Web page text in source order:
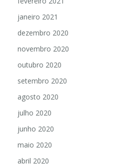
janeiro 2021
dezembro 2020
novembro 2020
outubro 2020
setembro 2020
agosto 2020
julho 2020
junho 2020
maio 2020
abril 2020